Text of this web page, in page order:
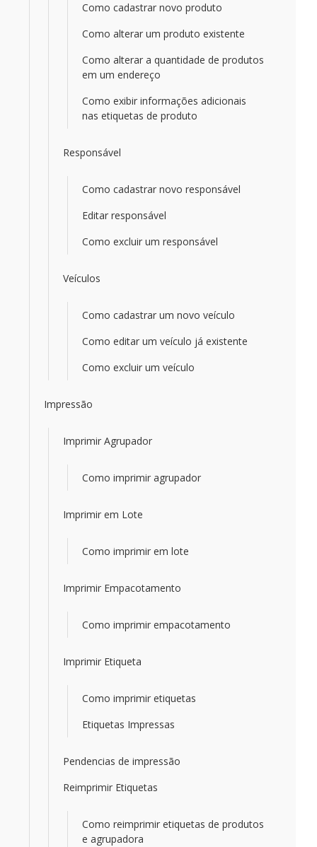
Como cadastrar novo produto
Como alterar um produto existente
Como alterar a quantidade de produtos
em um endereço
Como exibir informações adicionais
nas etiquetas de produto
Responsável
Como cadastrar novo responsável
Editar responsável
Como excluir um responsável
Veículos
Como cadastrar um novo veículo
Como editar um veículo já existente
Como excluir um veículo
Impressão
Imprimir Agrupador
Como imprimir agrupador
Imprimir em Lote
Como imprimir em lote
Imprimir Empacotamento
Como imprimir empacotamento
Imprimir Etiqueta
Como imprimir etiquetas
Etiquetas Impressas
Pendencias de impressão
Reimprimir Etiquetas
Como reimprimir etiquetas de produtos
e agrupadora